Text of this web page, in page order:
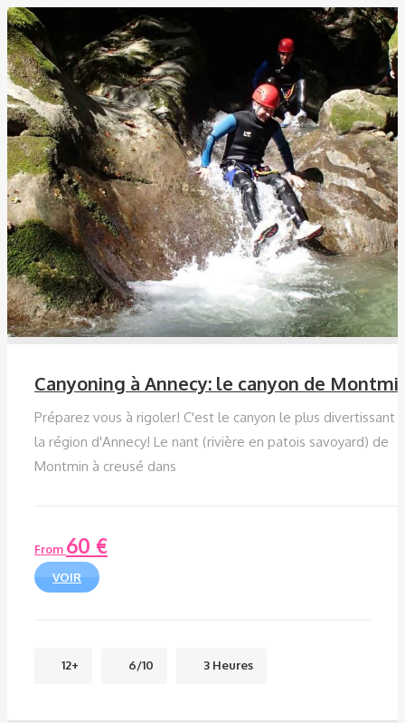
Canyoning à Annecy: le canyon de
Préparez vous à rigoler! C'est le canyon le plus divertissant
la région d'Annecy! Le nant (rivière en patois savoyard) de
Montmin à creusé dans
From 60 €
VOIR
12+ 6/10 3 Heures